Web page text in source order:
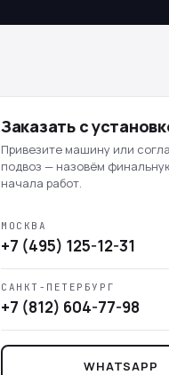
Заказать с
Привезите машину или
подвоз — назовём
начала работ.
МОСКВА
+7 (495) 125-12-31
САНКТ-ПЕТЕРБУРГ
+7 (812) 604-77-98
WHATSAPP